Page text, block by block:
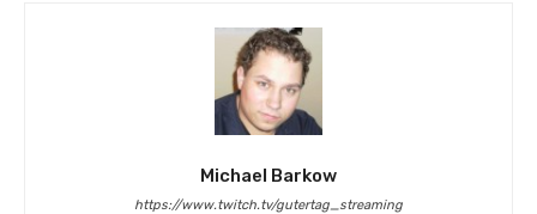
Michael Barkow
https://www.twitch.tv/gutertag_streaming